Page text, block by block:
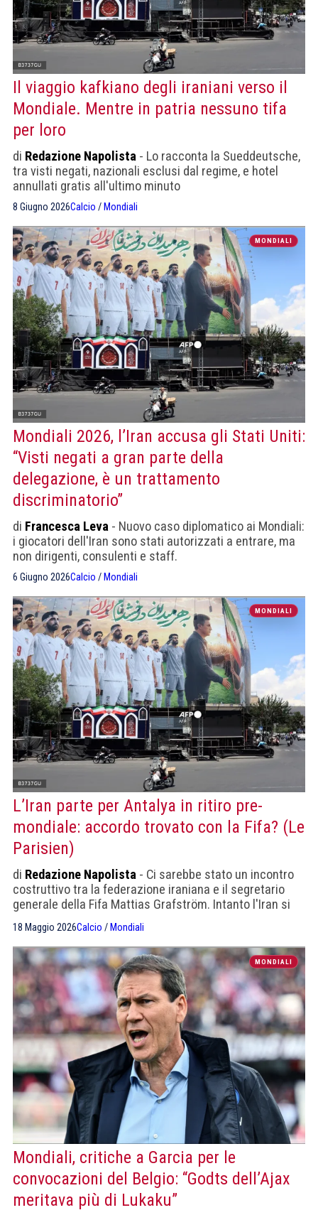
Il viaggio kafkiano degli iraniani verso il
Mondiale. Mentre in patria nessuno tifa
per loro
di Redazione Napolista - Lo racconta la Sueddeutsche,
tra visti negati, nazionali esclusi dal regime, e hotel
annullati gratis all'ultimo minuto
8 Giugno 2026Calcio / Mondiali
MONDIALI
Mondiali 2026, l’Iran accusa gli Stati Uniti:
“Visti negati a gran parte della
delegazione, è un trattamento
discriminatorio”
di Francesca Leva - Nuovo caso diplomatico ai Mondiali:
i giocatori dell'Iran sono stati autorizzati a entrare, ma
non dirigenti, consulenti e staff.
6 Giugno 2026Calcio / Mondiali
MONDIALI
L’Iran parte per Antalya in ritiro pre-
mondiale: accordo trovato con la Fifa? (Le
Parisien)
di Redazione Napolista - Ci sarebbe stato un incontro
costruttivo tra la federazione iraniana e il segretario
generale della Fifa Mattias Grafström. Intanto l'Iran si
preparerà in Turchia anche per avere più tempo per
produrre i visti
18 Maggio 2026Calcio /Mondiali
MONDIALI
Mondiali, critiche a Garcia per le
convocazioni del Belgio: “Godts dell’Ajax
meritava più di Lukaku”